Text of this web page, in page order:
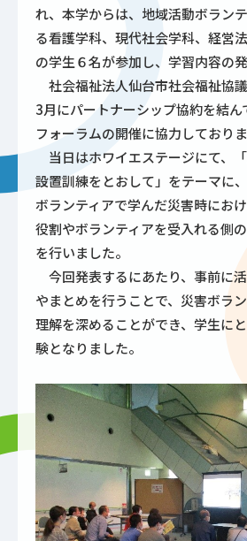
れ、本学からは、地域活動ボラン
る看護学科、現代社会学科、経営
の学生６名が参加し、学習内容の
社会福祉法人仙台市社会福祉協
3月にパートナーシップ協約を結
フォーラムの開催に協力しておりま
当日はホワイエステージにて、
設置訓練をとおして」をテーマに
ボランティアで学んだ災害時にお
役割やボランティアを受入れる側
を行いました。
今回発表するにあたり、事前に
やまとめを行うことで、災害ボラ
理解を深めることができ、学生に
験となりました。